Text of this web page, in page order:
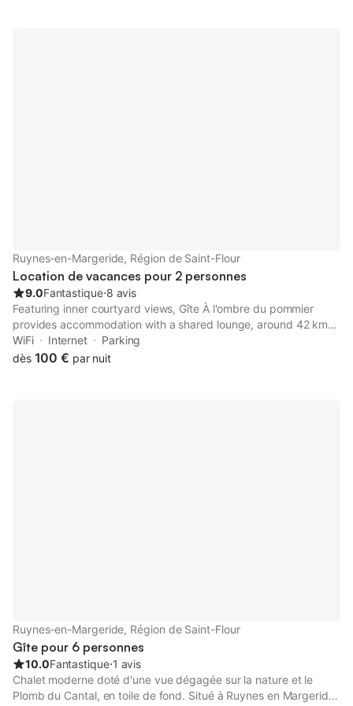
Ruynes-en-Margeride, Région de Saint-Flour
Location de vacances pour 2 personnes
9.0Fantastique⋅8 avis
Featuring inner courtyard views, Gîte À l'ombre du pommier
provides accommodation with a shared lounge, around 42 km
from Col d'Entremont. It is set 40 km from Crozatier Museum
and offers a shared kitchen. The holiday home features family
WiFi Internet
Parking
dès 100 € par nuit
Ruynes-en-Margeride, Région de Saint-Flour
Gîte pour 6 personnes
10.0Fantastique⋅1 avis
Chalet moderne doté d'une vue dégagée sur la nature et le
Plomb du Cantal, en toile de fond. Situé à Ruynes en Margeride,